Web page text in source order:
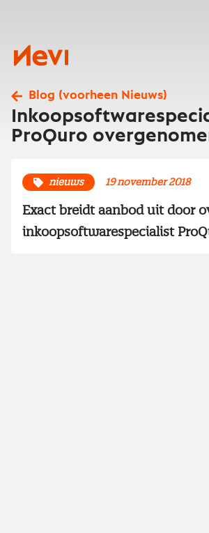
Nevi
Blog (voorheen Nieuws)
ProQuro
nieuws 19 november 2018
Exact breidt aanbod uit door
inkoopsoftwarespecialist